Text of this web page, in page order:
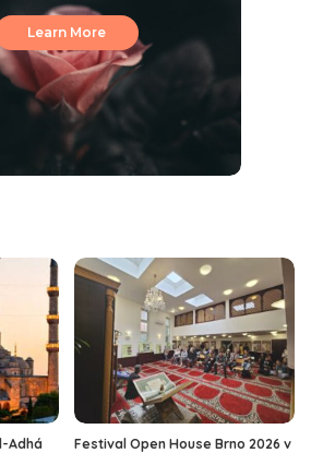
Learn More
Adhá
Festival Open House Brno 2026 v